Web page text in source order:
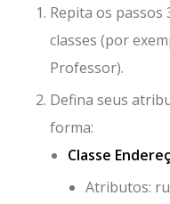
Repita os passos
classes (por
Professor).
Defina seus
forma:
Classe
Atributos: